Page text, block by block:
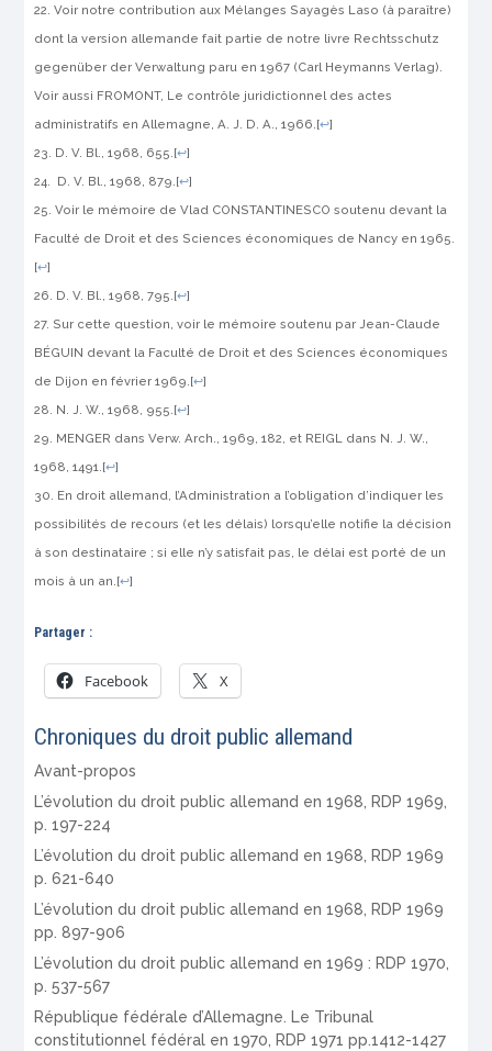
Voir notre contribution aux Mélanges Sayagès Laso (à paraître)
dont la version allemande fait partie de notre livre Rechtsschutz
gegenüber der Verwaltung paru en 1967 (Carl Heymanns Verlag).
Voir aussi FROMONT, Le contrôle juridictionnel des actes
administratifs en Allemagne, A. J. D. A., 1966.[↩]
D. V. Bl., 1968, 655.[↩]
D. V. Bl., 1968, 879.[↩]
Voir le mémoire de Vlad CONSTANTINESCO soutenu devant la
Faculté de Droit et des Sciences économiques de Nancy en 1965.
[↩]
D. V. Bl., 1968, 795.[↩]
Sur cette question, voir le mémoire soutenu par Jean-Claude
BÉGUIN devant la Faculté de Droit et des Sciences économiques
de Dijon en février 1969.[↩]
N. J. W., 1968, 955.[↩]
MENGER dans Verw. Arch., 1969, 182, et REIGL dans N. J. W.,
1968, 1491.[↩]
En droit allemand, l’Administration a l’obligation d’indiquer les
possibilités de recours (et les délais) lorsqu’elle notifie la décision
à son destinataire ; si elle n’y satisfait pas, le délai est porté de un
mois à un an.[↩]
Partager :
Facebook X
Chroniques du droit public allemand
Avant-propos
L’évolution du droit public allemand en 1968, RDP 1969,
p. 197-224
L’évolution du droit public allemand en 1968, RDP 1969
p. 621-640
L’évolution du droit public allemand en 1968, RDP 1969
pp. 897-906
L’évolution du droit public allemand en 1969 : RDP 1970,
p. 537-567
République fédérale d’Allemagne. Le Tribunal
constitutionnel fédéral en 1970, RDP 1971 pp.1412-1427